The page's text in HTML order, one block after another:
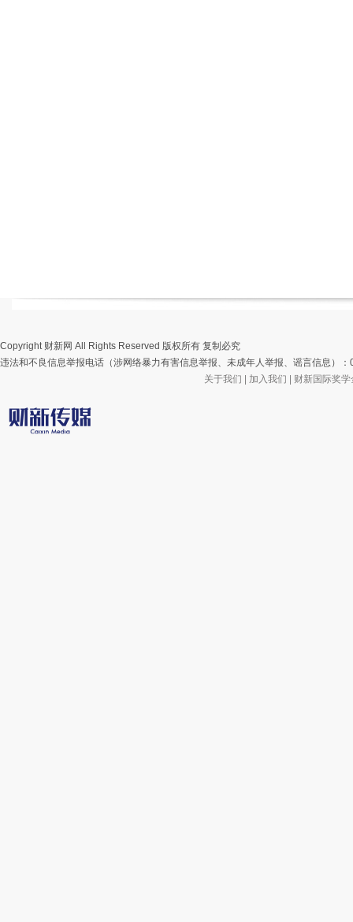
Copyright 财新网 All Rights Reserved 版权所有 复制必究
违法和不良信息举报电话（涉网络暴力有害信息举报、未成年人举报、谣言信息
关于我们
加入我们 财新国际奖学